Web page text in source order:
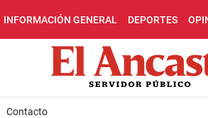
INFORMACIÓN GENERAL DEPORTES
Contacto